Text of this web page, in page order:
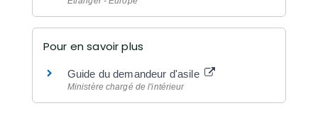
Pour en savoir plus
Guide du demandeur d'asile
Ministère chargé de l'intérieur